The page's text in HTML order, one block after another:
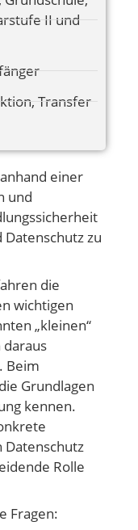
II und
, Transfer
einer
und
zu
die
wichtigen
„kleinen“
daraus
Beim
Grundlagen
kennen.
Datenschutz
Rolle
Fragen: